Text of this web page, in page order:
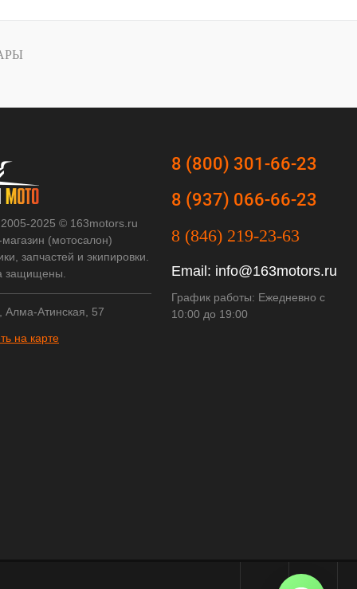
2025 © 163motors.ru
(мотосалон)
запчастей и экипировки.
защищены.
Алма-Атинская, 57
на карте
8 (800) 301-66-23
8 (937) 066-66-23
8 (846) 219-23-63
Email: info@163motors.ru
График работы: Ежедневно с
10:00 до 19:00